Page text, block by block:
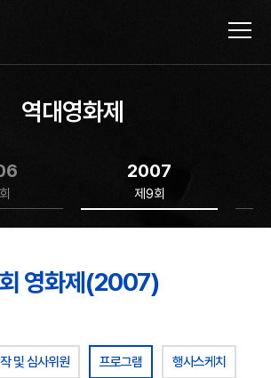
역대영화제
2007
제9회
영화제(2007)
및 심사위원 프로그램 행사스케치